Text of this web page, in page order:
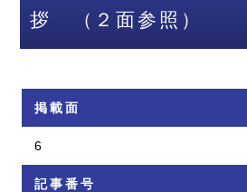
拶 （２面参照）
掲載面
6
記事番号